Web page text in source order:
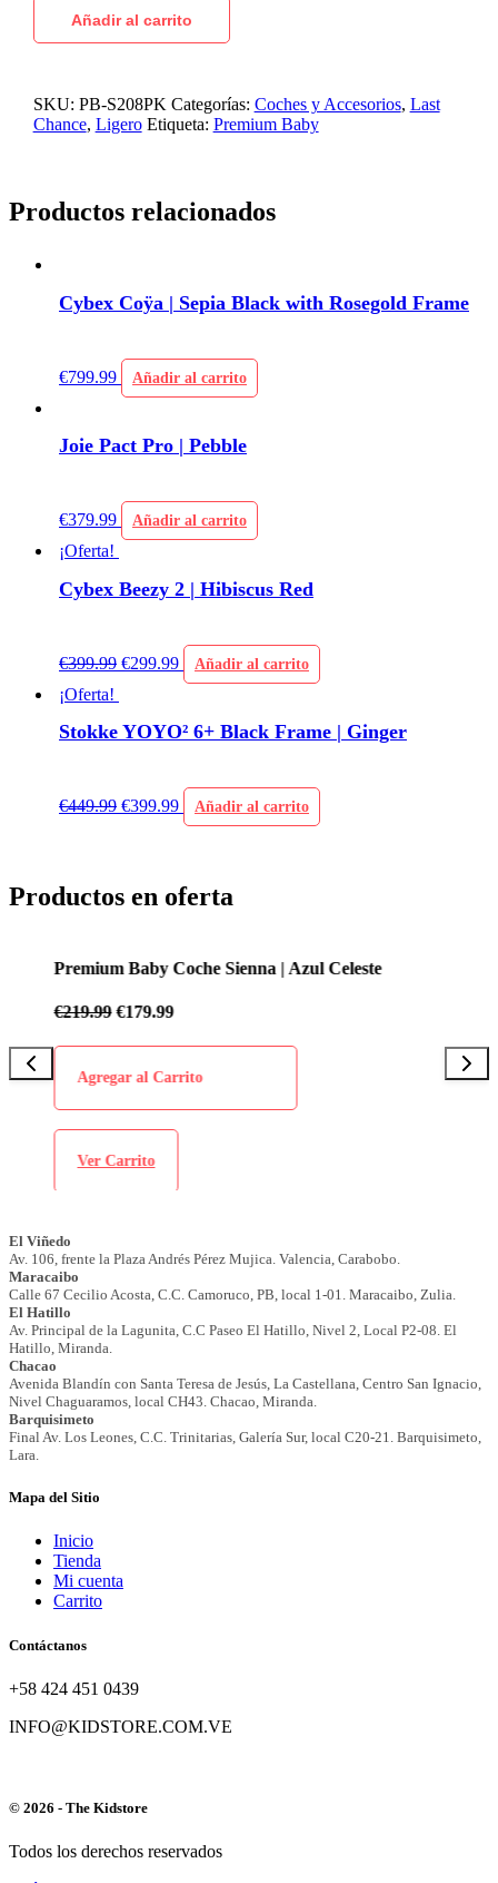
Añadir al carrito
SKU: PB-S208PK Categorías: Coches y Accesorios, Last
Chance, Ligero Etiqueta: Premium Baby
Productos relacionados
Cybex Coÿa | Sepia Black with Rosegold Frame
€799.99 Añadir al carrito
Joie Pact Pro | Pebble
€379.99 Añadir al carrito
¡Oferta!
Cybex Beezy 2 | Hibiscus Red
€399.99 €299.99 Añadir al carrito
¡Oferta!
Stokke YOYO² 6+ Black Frame | Ginger
€449.99 €399.99 Añadir al carrito
Productos en oferta
Premium Baby Coche Sienna | Azul Celeste
219.99 €179.99
Agregar al Carrito
Ver Carrito
Mapa del Sitio
Inicio
Tienda
Mi cuenta
Carrito
Contáctanos
+58 424 451 0439
INFO@KIDSTORE.COM.VE
© 2026 - The Kidstore
Todos los derechos reservados